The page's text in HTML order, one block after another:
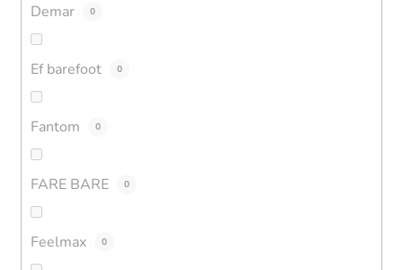
Demar 0
Ef barefoot 0
Fantom 0
FARE BARE 0
Feelmax 0